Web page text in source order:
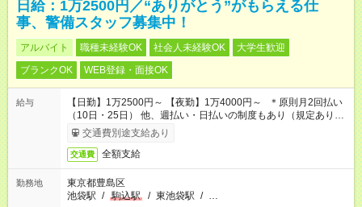
日給：1万2500円／“ありがとう”がもらえる仕
事、警備スタッフ募集中！
アルバイト 職種未経験OK 社会人未経験OK
大学生歓迎
ブランクOK
WEB登録・面接OK
給与
【日勤】1万2500円～ 【夜勤】1万4000円～ ＊原則月2回払い
（10日・25日） 他、週払い・日払いの制度もあり（規定あり）
＃日収1万円以上
交通費別途支給あり
交通費 全額支給
勤務地
東京都豊島区
池袋駅 / 駒込駅 / 東池袋駅 / …